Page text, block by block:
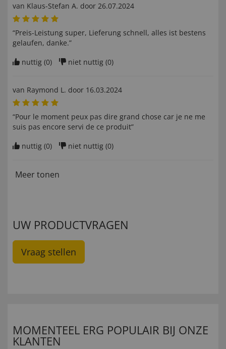
van Klaus-Stefan A. door 26.07.2024
“Preis-Leistung super, Lieferung schnell, alles ist bestens
gelaufen, danke.”
nuttig (0) niet nuttig (0)
van Raymond L . door 16.03.2024
“Pour le moment peux pas dire grand chose car je ne me
suis pas encore servi de ce produit”
nuttig (0) niet nuttig (0)
Meer tonen
UW PRODUCTVRAGEN
Vraag stellen
MOMENTEEL ERG POPULAIR BIJ ONZE
KLANTEN